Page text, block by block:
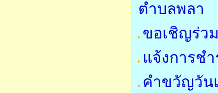
ตำบลพลา
ขอเชิญร่ว
แจ้งการช
คำขวัญวัน